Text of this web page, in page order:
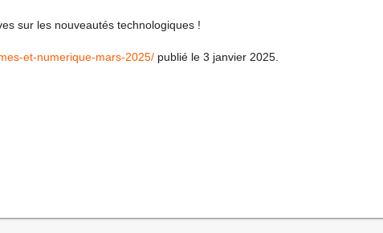
sur les nouveautés technologiques !
et-numerique-mars-2025/ publié le 3 janvier 2025.